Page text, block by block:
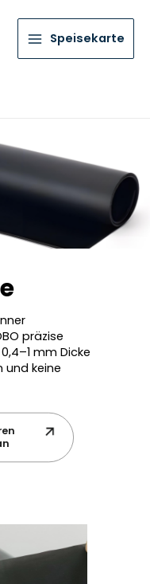
Speisekarte
präzise
mm Dicke
und keine